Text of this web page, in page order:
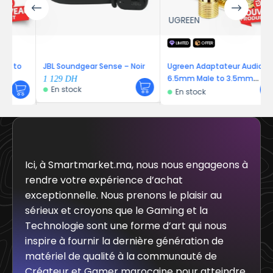
JBL Soundgear Sense – Noir
1 129DH
En stock
UGREEN
LIMITED OFFER
Ugreen Adaptateur Audio
6.5mm Male to 3.5mm
Female
En stock
Ici, à Smartmarket.ma, nous nous engageons à
rendre votre expérience d’achat
exceptionnelle. Nous prenons le plaisir au
sérieux et croyons que le Gaming et la
Technologie sont une forme d’art qui nous
inspire à fournir la dernière génération de
matériel de qualité à la communauté de